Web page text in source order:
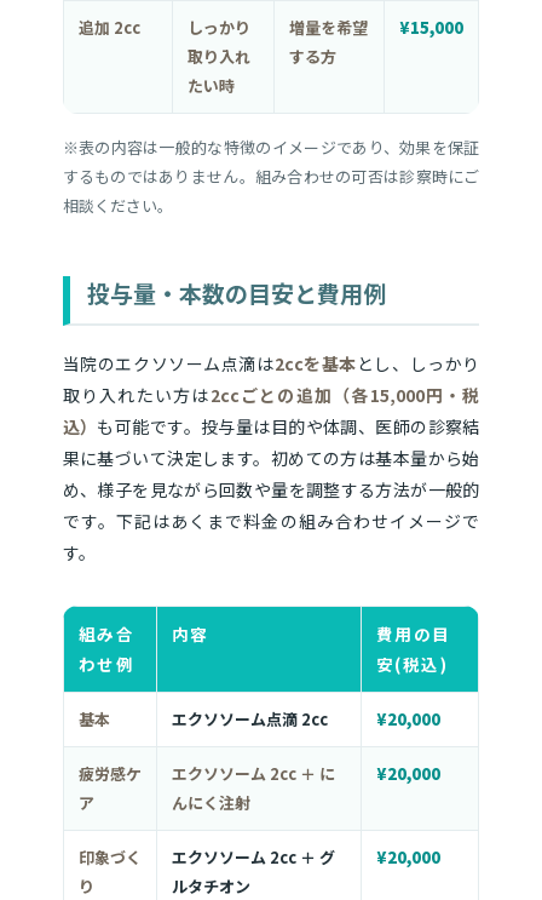
追加 2cc
しっかり
取り入れ
たい時
増量を希望
する方
¥15,000
※表の内容は一般的な特徴のイメージであり、効果を保証
するものではありません。組み合わせの可否は診察時にご
相談ください。
投与量・本数の目安と費用例
当院のエクソソーム点滴は2ccを基本とし、しっかり
取り入れたい方は2ccごとの追加（各15,000円・税
込） も可能です。投与量は目的や体調、医師の診察結
果に基づいて決定します。初めての方は基本量から始
め、様子を見ながら回数や量を調整する方法が一般的
です。下記はあくまで料金の組み合わせイメージで
す。
組み合
わせ例
内容
費用の目
安(税込)
基本 エクソソーム点滴 2cc ¥20,000
疲労感ケ
ア
エクソソーム 2cc ＋ に
んにく注射
¥20,000
印象づく
り
エクソソーム 2cc ＋ グ
ルタチオン
¥20,000